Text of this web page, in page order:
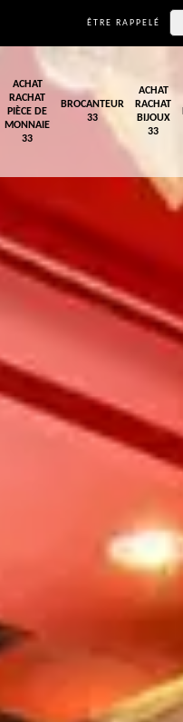
ÊTRE RAPPELÉ
ACHAT
RACHAT
PIÈCE DE
MONNAIE
33
BROCANTEUR
33
ACHAT
RACHAT
BIJOUX
33